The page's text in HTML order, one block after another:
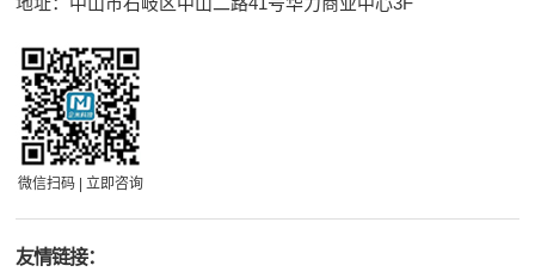
微信扫码 | 立即咨询
友情链接：